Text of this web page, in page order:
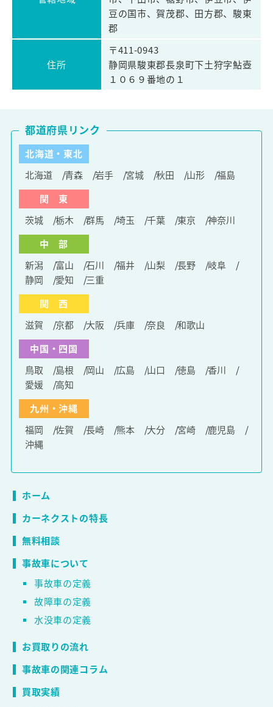
豆の国市、賀茂郡、田方郡、駿東
郡
住所
〒411-0943
静岡県駿東郡長泉町下土狩字鮎壺
１０６９番地の１
北海道・東北
北海道
青森 岩手 宮城 秋田 山形
福島
関 東
茨城
栃木 群馬 埼玉 千葉 東京
神奈川
中 部
新潟
富山 石川 福井 山梨 長野
岐阜
静岡
愛知
三重
関 西
滋賀
京都 大阪 兵庫 奈良
和歌山
中国・四国
鳥取
島根 岡山 広島 山口 徳島
香川
愛媛
高知
九州・沖縄
福岡
佐賀 長崎 熊本 大分 宮崎
鹿児島
沖縄
都道府県リンク
ホーム
カーネクストの特長
無料相談
事故車について
事故車の定義
故障車の定義
水没車の定義
お買取りの流れ
事故車の関連コラム
買取実績